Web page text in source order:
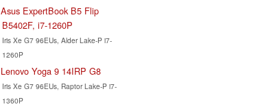
Asus ExpertBook B5 Flip
B5402F, i7-1260P
Iris Xe G7 96EUs, Alder Lake-P i7-
1260P
Lenovo Yoga 9 14IRP G8
Iris Xe G7 96EUs, Raptor Lake-P i7-
1360P